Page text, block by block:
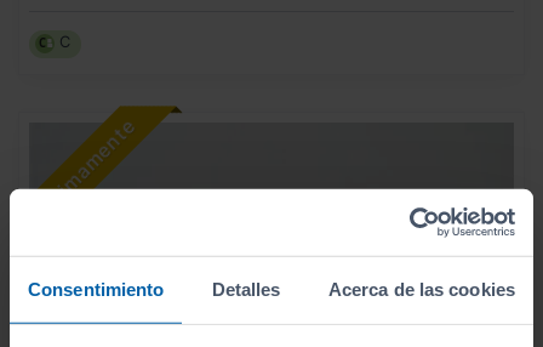
Consentimiento Detalles Acerca de las cookies
C